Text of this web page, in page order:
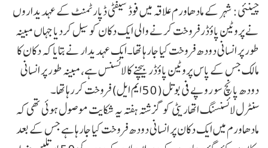
چینئی: شہر کے مادھاورم علاقہ میں فوڈ سیفٹی ڈپارٹمنٹ کے عہدیداروں
نے پروٹین پاؤڈر فروخت کرنے والی ایک دکان کو سیل کردیا جہاں مبینہ
طور پر انسانی دودھ فروخت کیا جارہا تھا۔ایک عہدیدار نے بتایا کہ دکان کا
مالک جس کے پاس پروٹین پاؤڈر بیچنے کا لائسنس ہے، مبینہ طور پر انسانی
دودھ پانچ سو روپے فی بوتل(50ایم ایل) فروخت کررہا تھا۔
سنٹرل لائسنسنگ اتھاریٹی کو گزشتہ ہفتہ یہ شکایت موصول ہوئی تھی کہ
مادھاورم میں ایک دکان پر انسانی دودھ فروخت کیا جارہا ہے جس کے بعد